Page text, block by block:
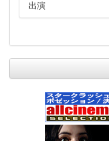
出演